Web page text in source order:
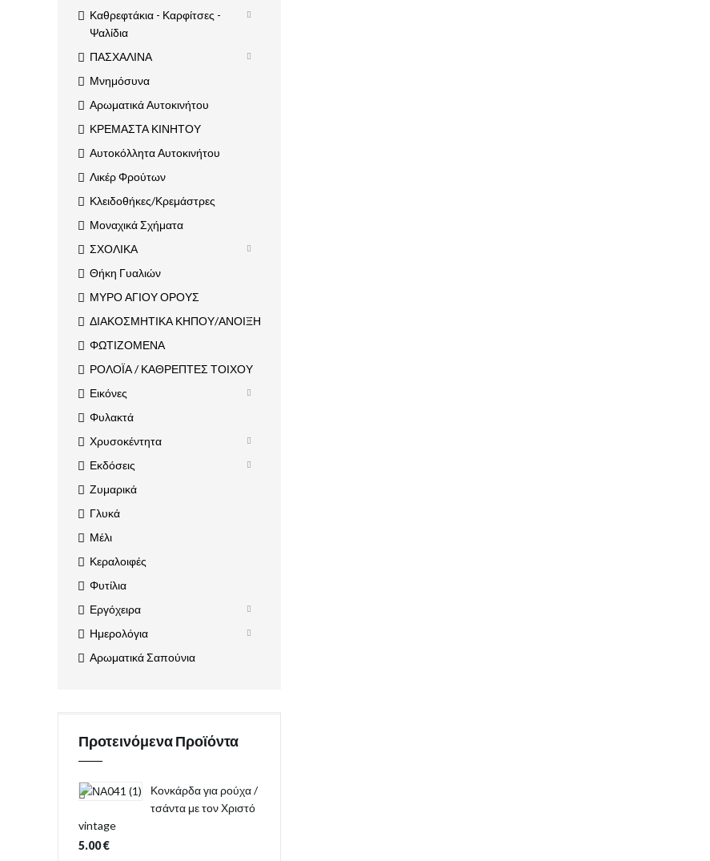
Καθρεφτάκια - Καρφίτσες -
Ψαλίδια
ΠΑΣΧΑΛΙΝΑ
Μνημόσυνα
Αρωματικά Αυτοκινήτου
ΚΡΕΜΑΣΤΑ ΚΙΝΗΤΟΥ
Αυτοκόλλητα Αυτοκινήτου
Λικέρ Φρούτων
Κλειδοθήκες/Κρεμάστρες
Μοναχικά Σχήματα
ΣΧΟΛΙΚΑ
Θήκη Γυαλιών
ΜΥΡΟ ΑΓΙΟΥ ΟΡΟΥΣ
ΔΙΑΚΟΣΜΗΤΙΚΑ ΚΗΠΟΥ/ΑΝΟΙΞΗ
ΦΩΤΙΖΟΜΕΝΑ
ΡΟΛΟΪΑ / ΚΑΘΡΕΠΤΕΣ ΤΟΙΧΟΥ
Εικόνες
Φυλακτά
Χρυσοκέντητα
Εκδόσεις
Ζυμαρικά
Γλυκά
Μέλι
Κεραλοιφές
Φυτίλια
Εργόχειρα
Ημερολόγια
Αρωματικά Σαπούνια
Προτεινόμενα Προϊόντα
Κονκάρδα για ρούχα /
τσάντα με τον Χριστό
vintage
5.00€